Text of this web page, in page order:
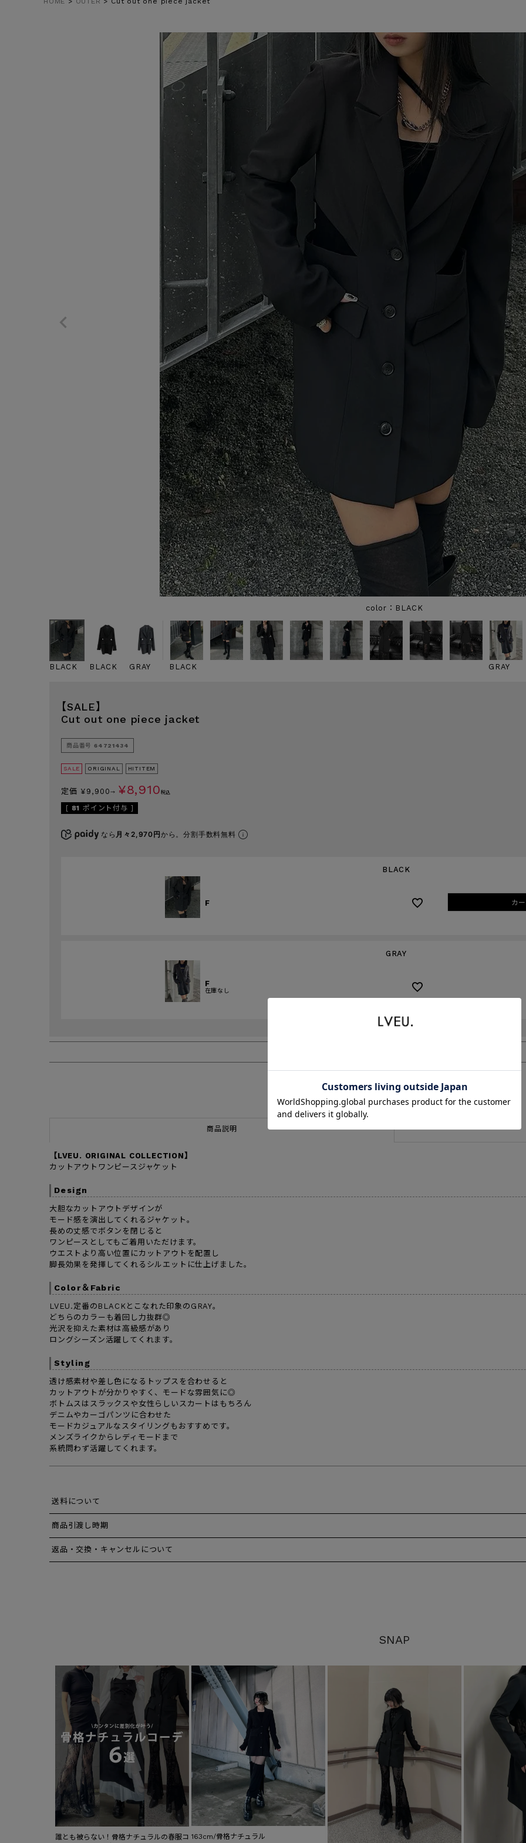
在庫なし商品
検索
BLACK
BLACK BLACK GRAY BLACK GRAY
【SALE】
Cut out one piece jacket
商品番号 64721434
SALE ORIGINAL HITITEM
定価 ¥ 9,900→ ¥8,910 税込
[ 81 ポイント付与 ]
なら 月々2,970円から。分割手数料無料
BLACK
F カ
GRAY
F
在庫なし
商品についてのお問い合わせ
商品説明
【LVEU. ORIGINAL COLLECTION】
カットアウトワンピースジャケット
Design
大胆なカットアウトデザインが
モード感を演出してくれるジャケット。
長めの丈感でボタンを閉じると
ワンピースとしてもご着用いただけます。
ウエストより高い位置にカットアウトを配置し
脚長効果を発揮してくれるシルエットに仕上げました。
Color＆Fabric
LVEU.定番のBLACKとこなれた印象のGRAY。
どちらのカラーも着回し力抜群◎
光沢を抑えた素材は高級感があり
ロングシーズン活躍してくれます。
Styling
透け感素材や差し色になるトップスを合わせると
カットアウトが分かりやすく、モードな雰囲気に◎
ボトムスはスラックスや女性らしいスカートはもちろん
デニムやカーゴパンツに合わせた
モードカジュアルなスタイリングもおすすめです。
メンズライクからレディモードまで
系統問わず活躍してくれます。
送料について
商品引渡し時期
返品・交換・キャンセルについて
SNAP
誰とも被らない！骨格ナチュラルの春服コ 163cm/骨格ナチュラル